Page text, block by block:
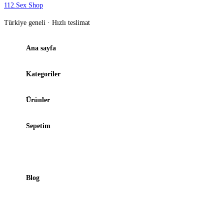
112.Sex Shop
Türkiye geneli · Hızlı teslimat
Ana sayfa
Kategoriler
Ürünler
Sepetim
Blog